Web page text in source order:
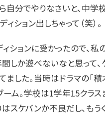
自分でやりなさいと、中学
ション出しちゃって（笑）。
ションに受かったので、私
しか遊べないなと思って、
ました。当時はドラマの「積
ーム。学校は1学年15クラ
スケバンか不良だし、もう